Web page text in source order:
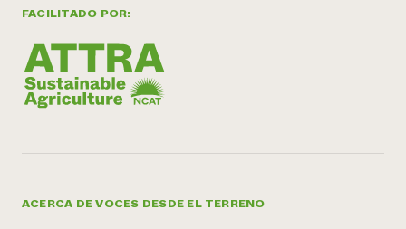
FACILITADO POR:
ACERCA DE VOCES DESDE EL TERRENO